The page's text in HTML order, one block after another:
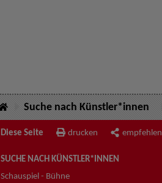
Suche nach Künstler*innen
Diese Seite drucken empfehlen
SUCHE NACH KÜNSTLER*INNEN
Schauspiel - Bühne